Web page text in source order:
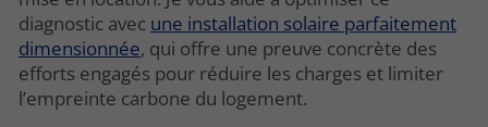
diagnostic avec une installation solaire parfaitement
dimensionnée, qui offre une preuve concrète des
efforts engagés pour réduire les charges et limiter
l’empreinte carbone du logement.